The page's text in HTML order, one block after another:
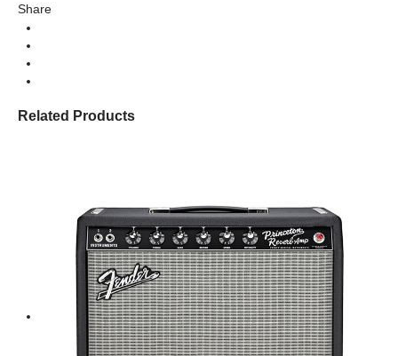
Share
Related Products